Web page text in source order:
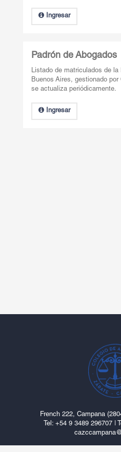
Ingresar
Padrón de Abogados
Listado de matriculados de la
Buenos Aires, gestionado por
se actualiza periódicamente.
Ingresar
French 222, Campana
Tel: ‎+54 9 3489 296707 |